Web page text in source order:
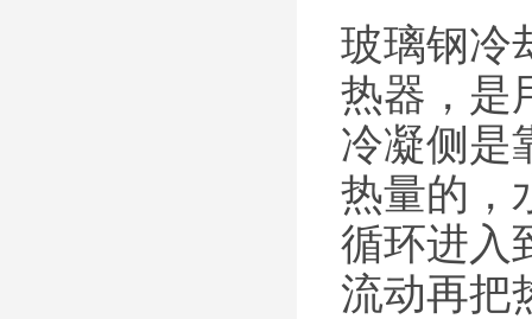
玻璃钢冷
热器，是
冷凝侧是
热量的，
循环进入
流动再把